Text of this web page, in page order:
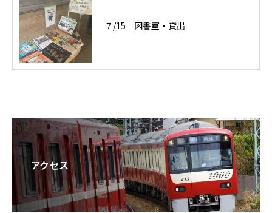
７/15 図書室・貸出
アクセス